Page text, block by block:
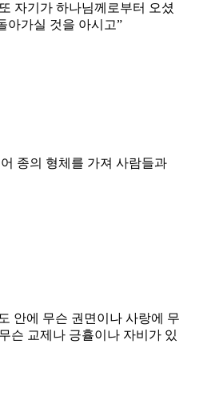
자기가 하나님께로부터 오셨
아가실 것을 아시고”
종의 형체를 가져 사람들과
안에 무슨 권면이나 사랑에 무
슨 교제나 긍휼이나 자비가 있